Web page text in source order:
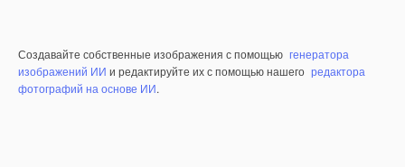
Создавайте собственные изображения с помощью генератора
изображений ИИ и редактируйте их с помощью нашего редактора
фотографий на основе ИИ.